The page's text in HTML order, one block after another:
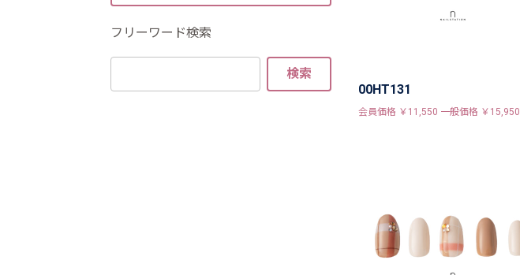
フリーワード検索
00HT131
会員価格 ￥11,550 一般価格 ￥15,950